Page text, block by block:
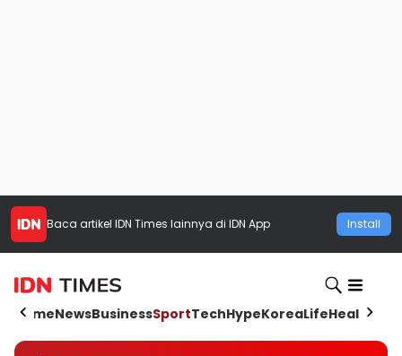
Baca artikel IDN Times lainnya di IDN App Install
HomeNewsBusinessSportTechHypeKoreaLifeHealth